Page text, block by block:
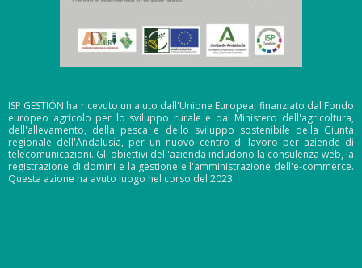
ISP GESTIÓN ha ricevuto un aiuto dall'Unione Europea, finanziato dal Fondo
europeo agricolo per lo sviluppo rurale e dal Ministero dell'agricoltura,
dell'allevamento, della pesca e dello sviluppo sostenibile della Giunta
regionale dell'Andalusia, per un nuovo centro di lavoro per aziende di
telecomunicazioni. Gli obiettivi dell'azienda includono la consulenza web, la
registrazione di domini e la gestione e l'amministrazione dell'e-commerce.
Questa azione ha avuto luogo nel corso del 2023.